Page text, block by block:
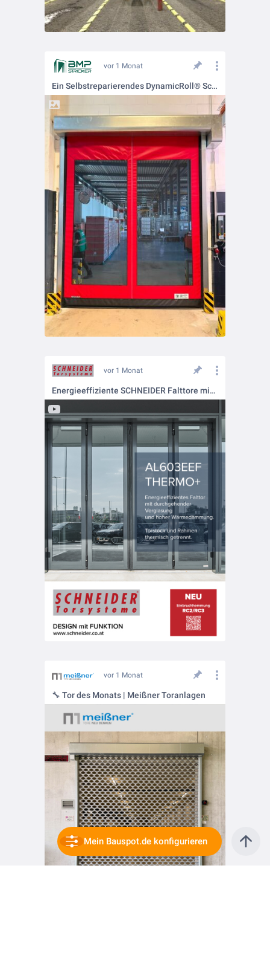
vor 1 Monat
Ein Selbstreparierendes DynamicRoll® Schnelllauftor mit FullVision-Fenstern und schwarzem Insektenschutzgitter.
vor 1 Monat
Energieeffiziente SCHNEIDER Falttore mit durchgehender Verglasung
vor 1 Monat
🔧 Tor des Monats | Meißner Toranlagen
Mein Bauspot.de konfigurieren